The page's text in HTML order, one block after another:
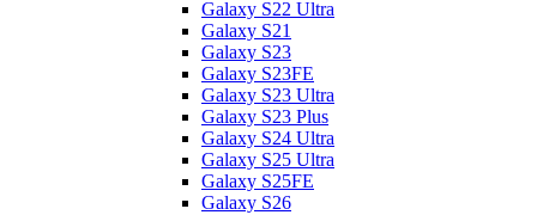
Galaxy S22 Ultra
Galaxy S21
Galaxy S23
Galaxy S23FE
Galaxy S23 Ultra
Galaxy S23 Plus
Galaxy S24 Ultra
Galaxy S25 Ultra
Galaxy S25FE
Galaxy S26